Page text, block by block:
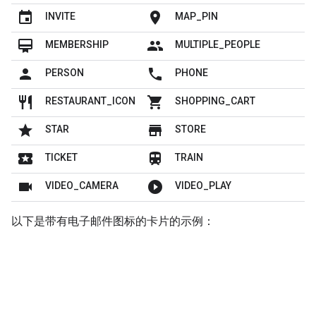
insert_invitation INVITE location_on MAP_PIN
card_membership MEMBERSHIP people MULTIPLE_PEOPLE
person PERSON local_phone PHONE
restaurant RESTAURANT_ICON shopping_cart SHOPPING_CART
grade STAR store STORE
local_play TICKET train TRAIN
videocam VIDEO_CAMERA play_circle_filled VIDEO_PLAY
以下是带有电子邮件图标的卡片的示例：